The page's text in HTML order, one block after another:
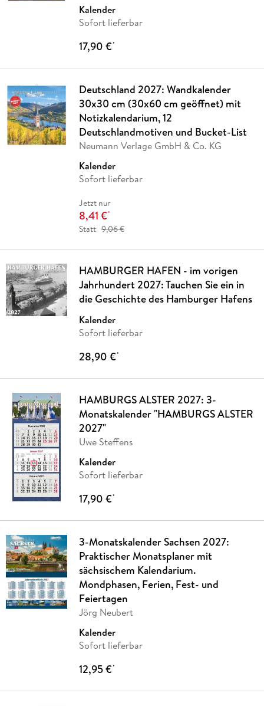
Kalender
Sofort lieferbar
17,90 €*
Deutschland 2027: Wandkalender
30x30 cm (30x60 cm geöffnet) mit
Notizkalendarium, 12
Deutschlandmotiven und Bucket-List
Neumann Verlage GmbH & Co. KG
Kalender
Sofort lieferbar
Jetzt nur
8,41 €*
Statt 9,06 €
HAMBURGER HAFEN - im vorigen
Jahrhundert 2027: Tauchen Sie ein in
die Geschichte des Hamburger Hafens
Kalender
Sofort lieferbar
28,90 €*
HAMBURGS ALSTER 2027: 3-
Monatskalender "HAMBURGS ALSTER
2027"
Uwe Steffens
Kalender
Sofort lieferbar
17,90 €*
3-Monatskalender Sachsen 2027:
Praktischer Monatsplaner mit
sächsischem Kalendarium.
Mondphasen, Ferien, Fest- und
Feiertagen
Jörg Neubert
Kalender
Sofort lieferbar
12,95 €*